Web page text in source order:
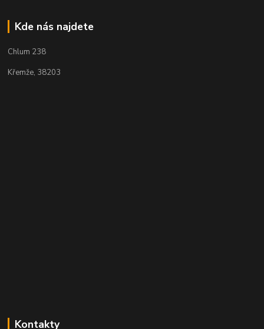
Kde nás najdete
Chlum 238
Křemže, 38203
Kontakty